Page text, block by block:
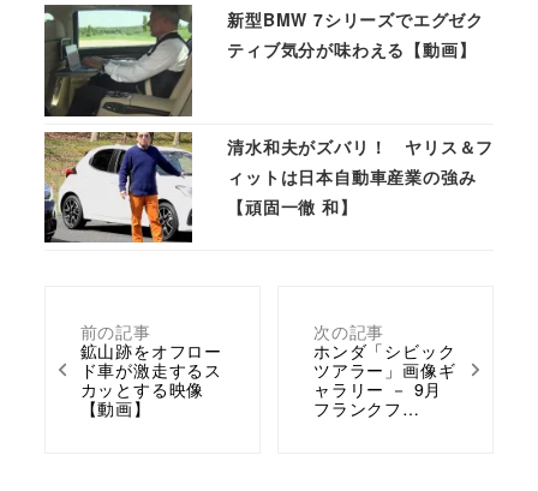
前の記事
鉱山跡をオフロー
ド車が激走するス
カッとする映像
【動画】
次の記事
ホンダ「シビック
ツアラー」画像ギ
ャラリー － 9月
フランクフ…
新型BMW 7シリーズでエグゼク
ティブ気分が味わえる【動画】
清水和夫がズバリ！ ヤリス＆フ
ィットは日本自動車産業の強み
【頑固一徹 和】